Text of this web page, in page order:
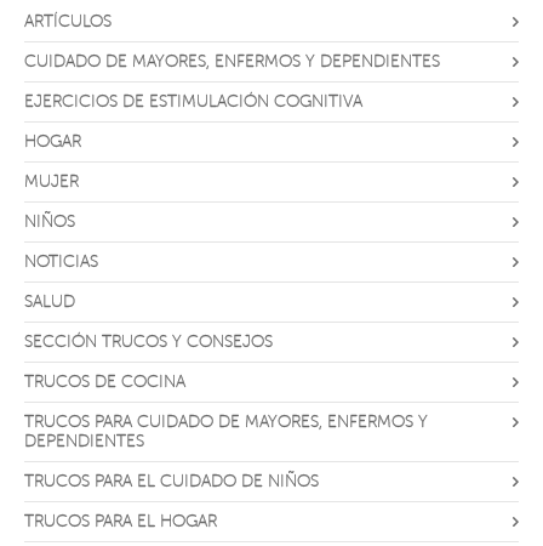
ARTÍCULOS
CUIDADO DE MAYORES, ENFERMOS Y DEPENDIENTES
EJERCICIOS DE ESTIMULACIÓN COGNITIVA
HOGAR
MUJER
NIÑOS
NOTICIAS
SALUD
SECCIÓN TRUCOS Y CONSEJOS
TRUCOS DE COCINA
TRUCOS PARA CUIDADO DE MAYORES, ENFERMOS Y
DEPENDIENTES
TRUCOS PARA EL CUIDADO DE NIÑOS
TRUCOS PARA EL HOGAR